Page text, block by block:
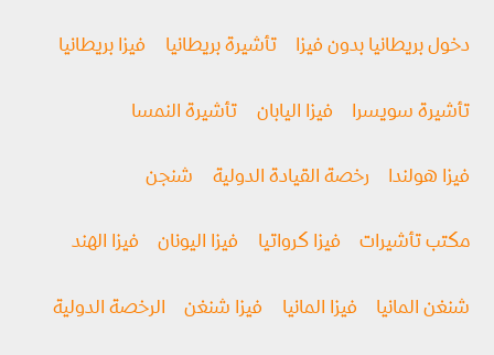
دخول بريطانيا بدون فيزا تأشيرة بريطانيا فيزا بريطانيا
تأشيرة سويسرا فيزا اليابان تأشيرة النمسا
فيزا هولندا رخصة القيادة الدولية شنجن
مكتب تأشيرات فيزا كرواتيا فيزا اليونان فيزا الهند
شنغن المانيا فيزا المانيا فيزا شنغن الرخصة الدولية